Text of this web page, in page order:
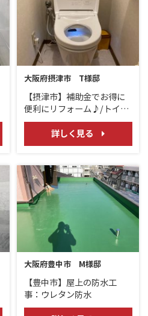
大阪府摂津市 T様邸
【摂津市】補助金でお得に
便利にリフォーム♪/トイ
レ・給湯器・レンジフー
ド・内装詳しく見る
大阪府豊中市 M様邸
【豊中市】屋上の防水工
事：ウレタン防水